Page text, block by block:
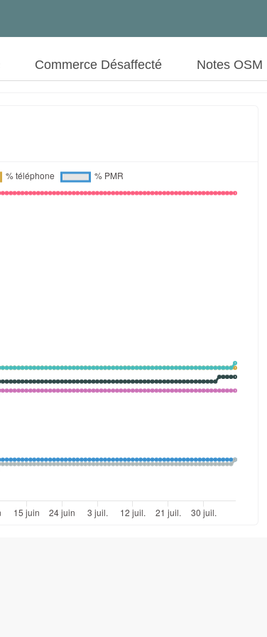
Commerce Désaffecté Notes OSM